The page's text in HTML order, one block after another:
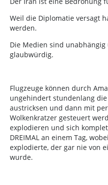
Weil die Diplomatie versagt
werden.
Die Medien sind
glaubwürdig.
Flugzeuge können durch
ungehindert stundenlang
austricksen und dann mit
Wolkenkratzer gesteuert
explodieren und sich
DREIMAL an einem Tag,
explodierte, der gar nie von
wurde.